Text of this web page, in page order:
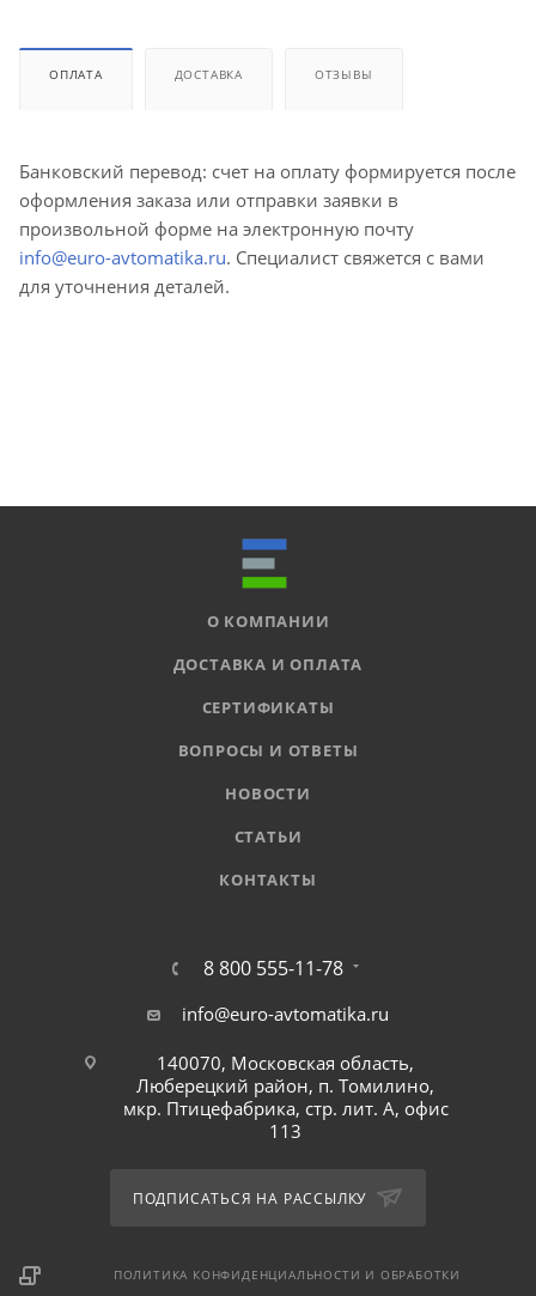
ОПЛАТА ДОСТАВКА ОТЗЫВЫ
Банковский перевод: счет на оплату формируется после
оформления заказа или отправки заявки в
произвольной форме на электронную почту
info@euro-avtomatika.ru. Специалист свяжется с вами
для уточнения деталей.
О КОМПАНИИ
ДОСТАВКА И ОПЛАТА
СЕРТИФИКАТЫ
ВОПРОСЫ И ОТВЕТЫ
НОВОСТИ
СТАТЬИ
КОНТАКТЫ
8 800 555-11-78
info@euro-avtomatika.ru
140070, Московская область,
Люберецкий район, п. Томилино,
мкр. Птицефабрика, стр. лит. А, офис
113
ПОДПИСАТЬСЯ НА РАССЫЛКУ
ПОЛИТИКА КОНФИДЕНЦИАЛЬНОСТИ И ОБРАБОТКИ